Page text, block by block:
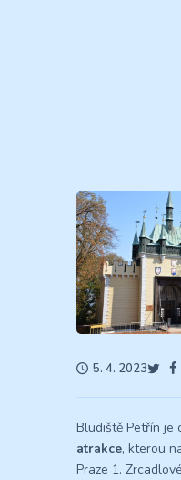
5. 4. 2023
Bludiště Petřín je
atrakce, kterou
Praze 1.